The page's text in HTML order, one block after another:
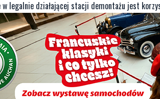
w legalnie działającej stacji demontażu jest